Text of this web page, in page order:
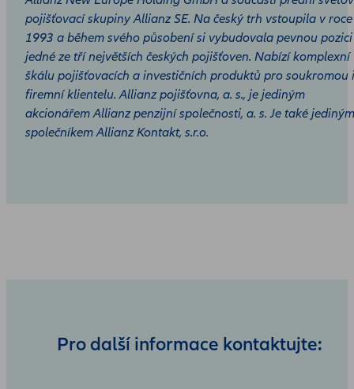
pojišťovací skupiny Allianz SE. Na český trh vstoupila v roce
1993 a během svého působení si vybudovala pevnou pozici
jedné ze tří největších českých pojišťoven. Nabízí komplexní
škálu pojišťovacích a investičních produktů pro soukromou i
firemní klientelu. Allianz pojišťovna, a. s., je jediným
akcionářem Allianz penzijní společnosti, a. s. Je také jediným
společníkem Allianz Kontakt, s.r.o.
Pro další informace kontaktujte: